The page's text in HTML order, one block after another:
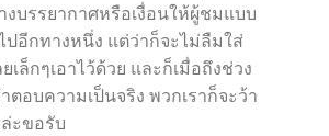
บรรยากาศหรือเงื่อนให้ผู้ชมแบบ
ปอีกทางหนึ่ง แต่ว่าก็จะไม่ลืมใส่
เล็กๆเอาไว้ด้วย และก็เมื่อถึงช่วง
ตอบความเป็นจริง พวกเราก็จะว้า
ะขอรับ